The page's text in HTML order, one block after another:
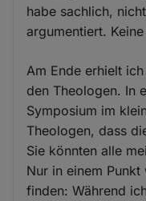
habe sachlich,
argumentiert.
Am Ende erhielt
den Theologen. In
Symposium im
Theologen, dass
Sie könnten alle
Nur in einem
finden: Während